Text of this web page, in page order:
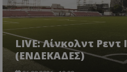
LIVE: Λίνκολντ Ρεντ
(ΕΝΔΕΚΑΔΕΣ)